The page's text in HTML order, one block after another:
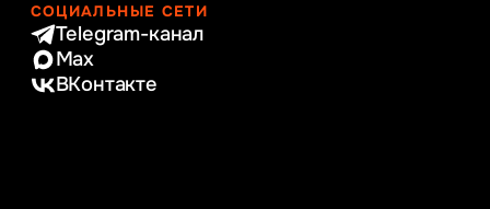
СОЦИАЛЬНЫЕ СЕТИ
Telegram-канал
Max
ВКонтакте